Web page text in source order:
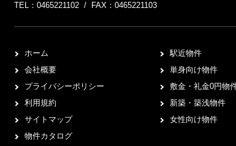
TEL：0465221102 / FAX：0465221103
ホーム
会社概要
プライバシーポリシー
利用規約
サイトマップ
物件カタログ
駅近物件
単身向け物件
敷金・礼金0円物
新築・築浅物件
女性向け物件